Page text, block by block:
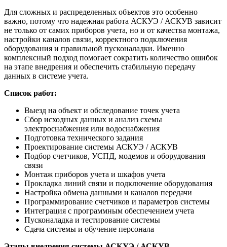
Для сложных и распределенных объектов это особенно
важно, потому что надежная работа АСКУЭ / АСКУВ зависит
не только от самих приборов учета, но и от качества монтажа,
настройки каналов связи, корректного подключения
оборудования и правильной пусконаладки. Именно
комплексный подход помогает сократить количество ошибок
на этапе внедрения и обеспечить стабильную передачу
данных в системе учета.
Список работ:
Выезд на объект и обследование точек учета
Сбор исходных данных и анализ схемы
электроснабжения или водоснабжения
Подготовка технического задания
Проектирование системы АСКУЭ / АСКУВ
Подбор счетчиков, УСПД, модемов и оборудования
связи
Монтаж приборов учета и шкафов учета
Прокладка линий связи и подключение оборудования
Настройка обмена данными и каналов передачи
Программирование счетчиков и параметров системы
Интеграция с программным обеспечением учета
Пусконаладка и тестирование системы
Сдача системы и обучение персонала